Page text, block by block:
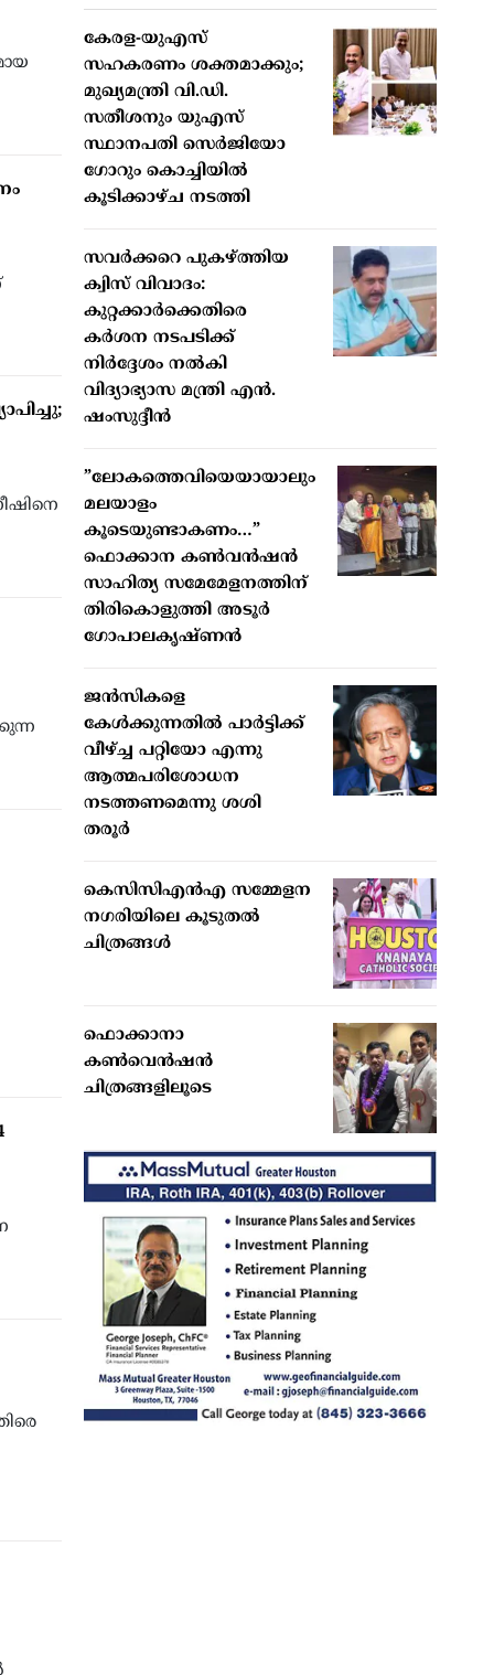
കേരള-യുഎസ്
സഹകരണം ശക്തമാക്കും;
മുഖ്യമന്ത്രി വി.ഡി.
സതീശനും യുഎസ്
സ്ഥാനപതി സെർജിയോ
ഗോറും കൊച്ചിയിൽ
കൂടിക്കാഴ്ച നടത്തി
സവർക്കറെ പുകഴ്ത്തിയ
ക്വിസ് വിവാദം:
കുറ്റക്കാർക്കെതിരെ
കർശന നടപടിക്ക്
നിർദ്ദേശം നൽകി
വിദ്യാഭ്യാസ മന്ത്രി എൻ.
ഷംസുദ്ദീൻ
”ലോകത്തെവിയെയായാലും
മലയാളം
കൂടെയുണ്ടാകണം…”
ഫൊക്കാന കണ്‍വന്‍ഷന്‍
സാഹിത്യ സമേമേളനത്തിന്
തിരികൊളുത്തി അടൂര്‍
ഗോപാലകൃഷ്ണന്‍
ജന്‍സികളെ
കേള്‍ക്കുന്നതില്‍ പാര്‍ട്ടിക്ക്
വീഴ്ച്ച പറ്റിയോ എന്നു
ആത്മപരിശോധന
നടത്തണമെന്നു ശശി
തരൂര്‍
കെസിസിഎന്‍എ സമ്മേളന
നഗരിയിലെ കൂടുതല്‍
ചിത്രങ്ങള്‍
ഫൊക്കാനാ
കണ്‍വെന്‍ഷന്‍
ചിത്രങ്ങളിലൂടെ